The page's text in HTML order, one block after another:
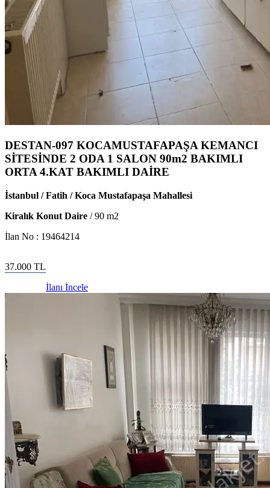
DESTAN-097 KOCAMUSTAFAPAŞA KEMANCI
SİTESİNDE 2 ODA 1 SALON 90m2 BAKIMLI
ORTA 4.KAT BAKIMLI DAİRE
İstanbul / Fatih / Koca Mustafapaşa Mahallesi
Kiralık Konut Daire /90 m2
İlan No : 19464214
37.000 TL
İlanı İncele